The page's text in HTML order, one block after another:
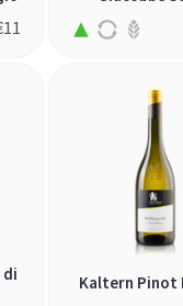
11
di Kaltern Pinot